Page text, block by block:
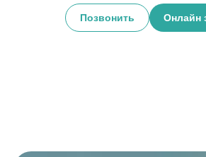
Позвонить Онлайн